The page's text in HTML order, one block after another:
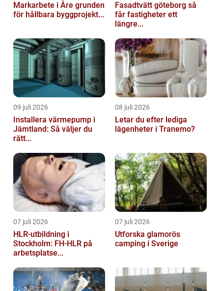
Markarbete i Åre grunden
för hållbara byggprojekt...
Fasadtvätt göteborg så
får fastigheter ett
längre...
09 juli 2026
Installera värmepump i
Jämtland: Så väljer du
rätt...
08 juli 2026
Letar du efter lediga
lägenheter i Tranemo?
07 juli 2026
HLR-utbildning i
Stockholm: FH-HLR på
arbetsplatse...
07 juli 2026
Utforska glamorös
camping i Sverige